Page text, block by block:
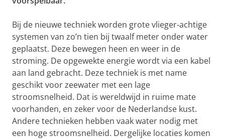
Bij de nieuwe techniek worden grote vlieger-achtige
systemen van zo’n tien bij twaalf meter onder water
geplaatst. Deze bewegen heen en weer in de
stroming. De opgewekte energie wordt via een kabel
aan land gebracht. Deze techniek is met name
geschikt voor zeewater met een lage
stroomsnelheid. Dat is wereldwijd in ruime mate
voorhanden, en zeker voor de Nederlandse kust.
Andere technieken hebben vaak water nodig met
een hoge stroomsnelheid. Dergelijke locaties komen